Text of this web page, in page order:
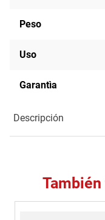
Peso
Uso
Garantìa
Descripción